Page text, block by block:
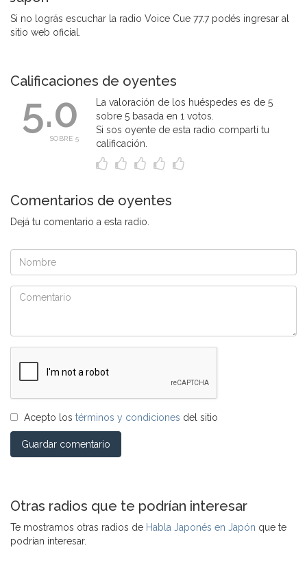
Si no lográs escuchar la radio Voice Cue 77.7 podés ingresar al
sitio web oficial.
Calificaciones de oyentes
5.0
SOBRE 5
La valoración de los huéspedes es de 5
sobre 5 basada en 1 votos.
Si sos oyente de esta radio compartí tu
calificación.
Comentarios de oyentes
Dejá tu comentario a esta radio.
Acepto los términos y condiciones del sitio
Guardar comentario
Otras radios que te podrían interesar
Te mostramos otras radios de Habla Japonés en Japón que te
podrían interesar.